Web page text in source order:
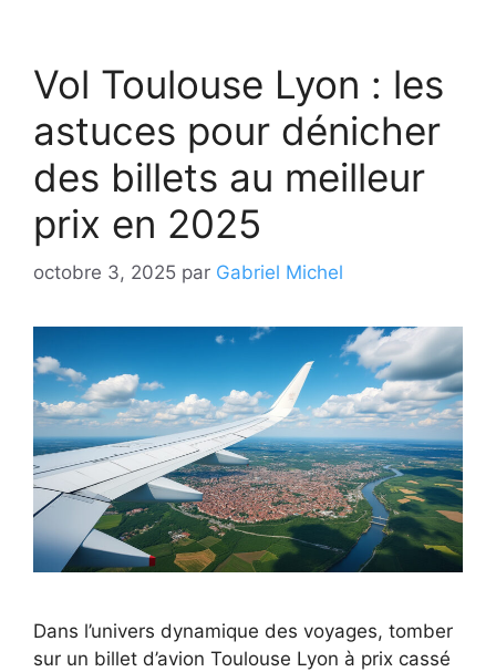
Vol Toulouse Lyon : les
astuces pour dénicher
des billets au meilleur
prix en 2025
octobre 3, 2025 par Gabriel Michel
Dans l’univers dynamique des voyages, tomber
sur un billet d’avion Toulouse Lyon à prix cassé